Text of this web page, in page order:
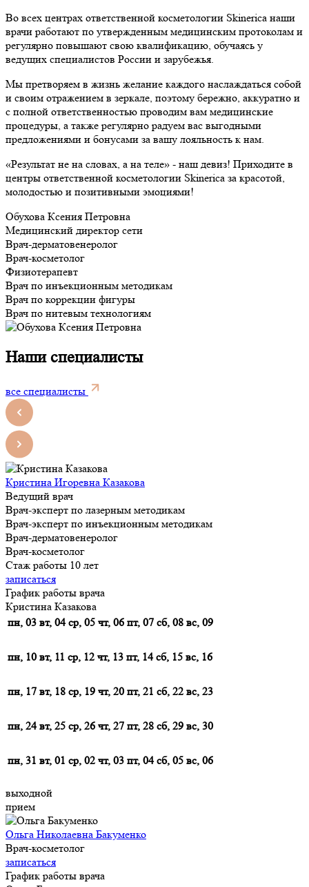
Во всех центрах ответственной косметологии Skinerica наши
врачи работают по утвержденным медицинским протоколам и
регулярно повышают свою квалификацию, обучаясь у
ведущих специалистов России и зарубежья.
Мы претворяем в жизнь желание каждого наслаждаться собой
и своим отражением в зеркале, поэтому бережно, аккуратно и
с полной ответственностью проводим вам медицинские
процедуры, а также регулярно радуем вас выгодными
предложениями и бонусами за вашу лояльность к нам.
«Результат не на словах, а на теле» - наш девиз! Приходите в
центры ответственной косметологии Skinerica за красотой,
молодостью и позитивными эмоциями!
Обухова Ксения Петровна
Медицинский директор сети
Врач-дерматовенеролог
Врач-косметолог
Физиотерапевт
Врач по инъекционным методикам
Врач по коррекции фигуры
Врач по нитевым технологиям
Наши специалисты
все специалисты
Кристина Игоревна Казакова
Ведущий врач
Врач-эксперт по лазерным методикам
Врач-эксперт по инъекционным методикам
Врач-дерматовенеролог
Врач-косметолог
Стаж работы 10 лет
записаться
График работы врача
Кристина Казакова
пн, 03 вт, 04 ср, 05 чт, 06 пт, 07 сб, 08 вс, 09
пн, 10 вт, 11 ср, 12 чт, 13 пт, 14 сб, 15 вс, 16
пн, 17 вт, 18 ср, 19 чт, 20 пт, 21 сб, 22 вс, 23
пн, 24 вт, 25 ср, 26 чт, 27 пт, 28 сб, 29 вс, 30
пн, 31 вт, 01 ср, 02 чт, 03 пт, 04 сб, 05 вс, 06
выходной
прием
Ольга Николаевна Бакуменко
Врач-косметолог
записаться
График работы врача